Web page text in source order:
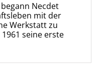
Necdet
mit der
Werkstatt zu
seine erste